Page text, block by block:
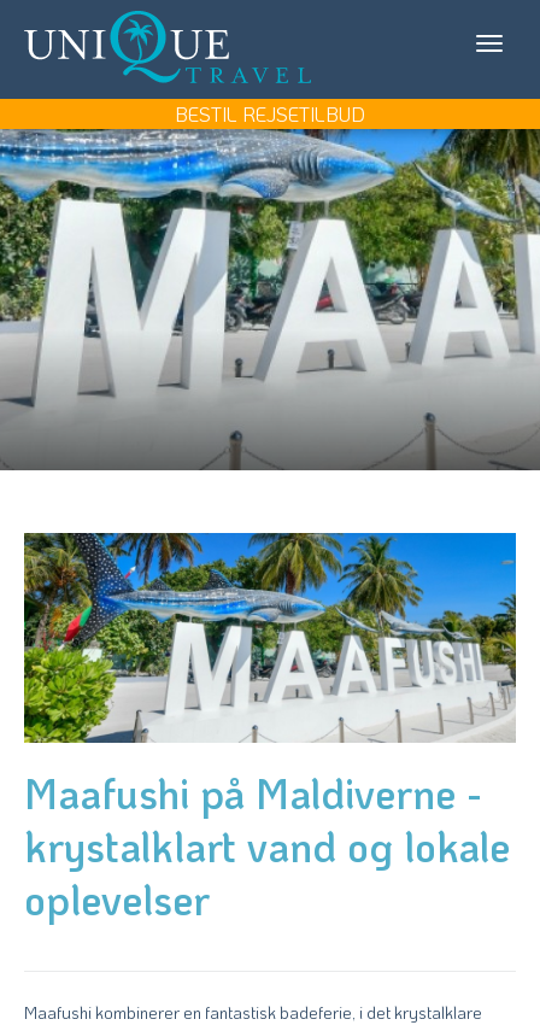
KONTAKT OS
MIN REJSE/LOG IN
Travel
BESTIL REJSETILBUD
REJSEMÅL
REJSETYPER
UDFLUGTER
UNIQUE TRAVEL
BOOK REJSEMØDE
Maafushi på Maldiverne -
krystalklart vand og lokale
oplevelser
Maafushi kombinerer en fantastisk badeferie, i det krystalklare